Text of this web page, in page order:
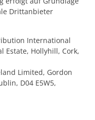
Drittanbieter
International
Estate, Hollyhill, Cork,
Limited, Gordon
D04 E5W5,